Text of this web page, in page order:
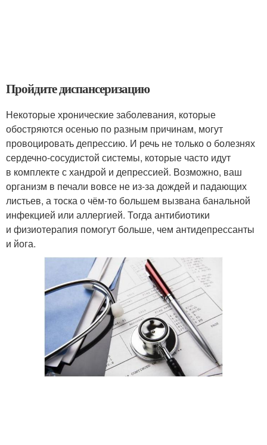
Пройдите диспансеризацию
Некоторые хронические заболевания, которые
обостряются осенью по разным причинам, могут
провоцировать депрессию. И речь не только о болезнях
сердечно-сосудистой системы, которые часто идут
в комплекте с хандрой и депрессией. Возможно, ваш
организм в печали вовсе не из-за дождей и падающих
листьев, а тоска о чём-то большем вызвана банальной
инфекцией или аллергией. Тогда антибиотики
и физиотерапия помогут больше, чем антидепрессанты
и йога.